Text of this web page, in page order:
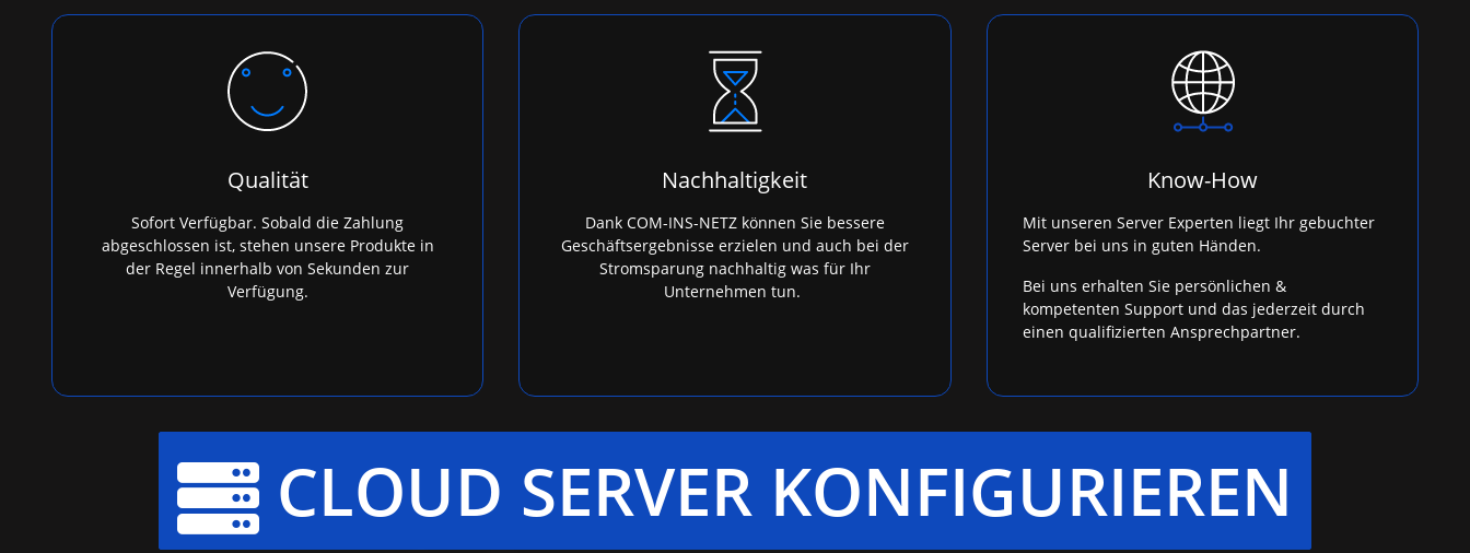
Qualität
Sofort Verfügbar. Sobald die Zahlung
abgeschlossen ist, stehen unsere Produkte in
der Regel innerhalb von Sekunden zur
Verfügung.
Nachhaltigkeit
Dank COM-INS-NETZ können Sie bessere
Geschäftsergebnisse erzielen und auch bei der
Stromsparung nachhaltig was für Ihr
Unternehmen tun.
Know-How
Mit unseren Server Experten liegt Ihr gebuchter
Server bei uns in guten Händen.
Bei uns erhalten Sie persönlichen &
kompetenten Support und das jederzeit durch
einen qualifizierten Ansprechpartner.
 CLOUD SERVER KONFIGURIEREN